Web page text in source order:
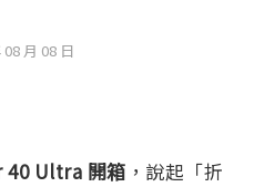
月 08 日
Ultra 開箱 ，說起「折